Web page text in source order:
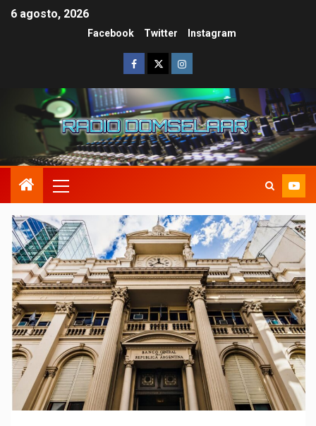
6 agosto, 2026
Facebook Twitter Instagram